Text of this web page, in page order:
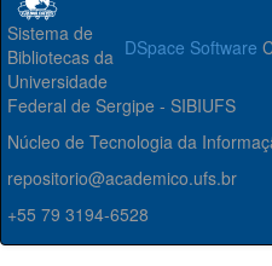
DSpace Software
Sistema de
Bibliotecas da
Universidade
Federal de Sergipe - SIBIUFS
Núcleo de Tecnologia da
repositorio@academico.ufs.br
+55 79 3194-6528